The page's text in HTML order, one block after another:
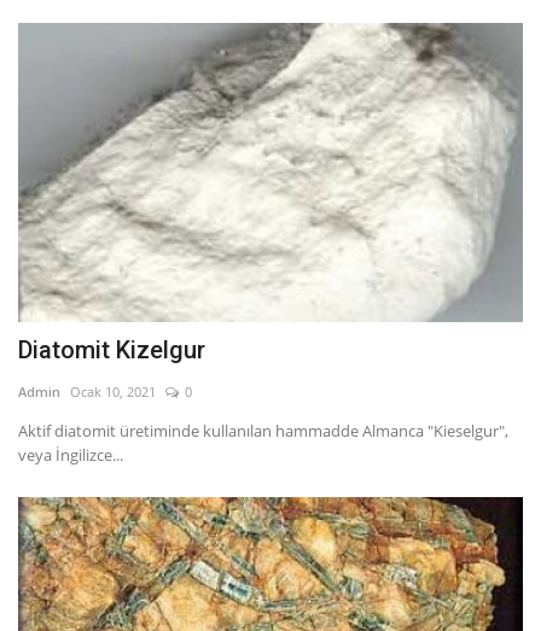
Diatomit Kizelgur
Admin Ocak 10, 2021 0
Aktif diatomit üretiminde kullanılan hammadde Almanca "Kieselgur",
veya İngilizce...